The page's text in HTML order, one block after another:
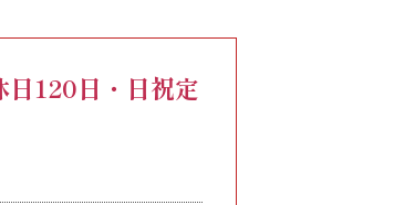
日120日・日祝定